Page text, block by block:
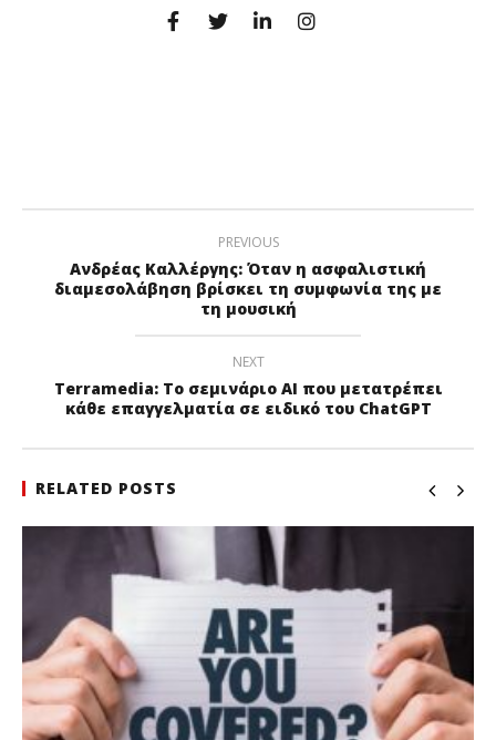
PREVIOUS
Ανδρέας Καλλέργης: Όταν η ασφαλιστική
διαμεσολάβηση βρίσκει τη συμφωνία της με
τη μουσική
NEXT
Terramedia: Το σεμινάριο ΑΙ που μετατρέπει
κάθε επαγγελματία σε ειδικό του ChatGPT
RELATED POSTS